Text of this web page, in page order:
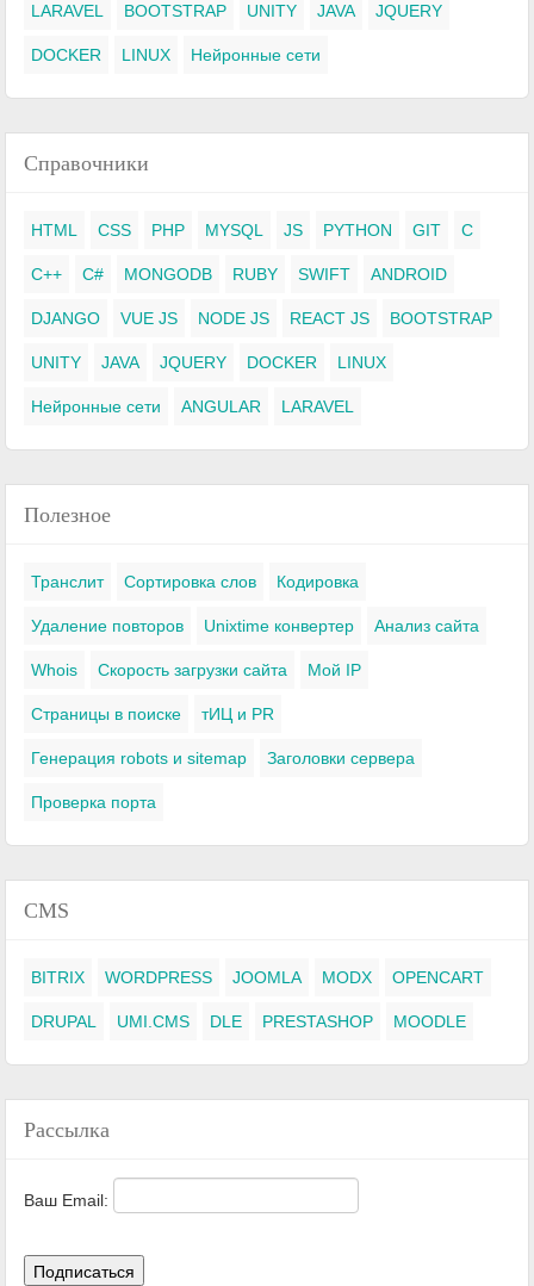
LARAVEL BOOTSTRAP UNITY JAVA JQUERY
DOCKER LINUX Нейронные сети
Справочники
HTML CSS PHP MYSQL JS PYTHON GIT C
C++ C# MONGODB RUBY SWIFT ANDROID
DJANGO VUE JS NODE JS REACT JS BOOTSTRAP
UNITY JAVA JQUERY DOCKER LINUX
Нейронные сети ANGULAR LARAVEL
Полезное
Транслит Сортировка слов Кодировка
Удаление повторов Unixtime конвертер Анализ сайта
Whois Скорость загрузки сайта Мой IP
Страницы в поиске тИЦ и PR
Генерация robots и sitemap Заголовки сервера
Проверка порта
CMS
BITRIX WORDPRESS JOOMLA MODX OPENCART
DRUPAL UMI.CMS DLE PRESTASHOP MOODLE
Рассылка
Ваш Email: